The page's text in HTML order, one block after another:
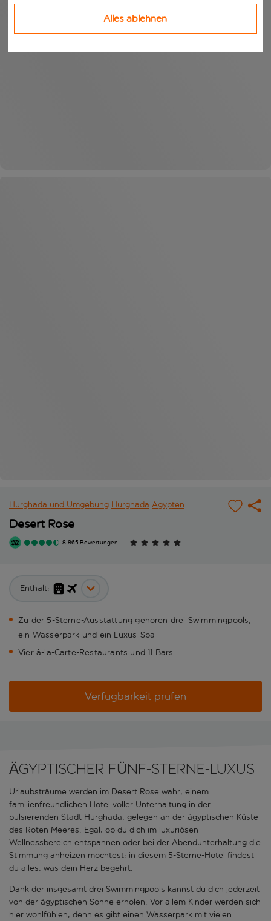
Hurghada und Umgebung Hurghada Ägypten
Desert Rose
8.865 Bewertungen
Enthält:
Zu der 5-Sterne-Ausstattung gehören drei Swimmingpools,
ein Wasserpark und ein Luxus-Spa
Vier à-la-Carte-Restaurants und 11 Bars
Verfügbarkeit prüfen
ÄGYPTISCHER FÜNF-STERNE-LUXUS
Urlaubsträume werden im Desert Rose wahr, einem
familienfreundlichen Hotel voller Unterhaltung in der
pulsierenden Stadt Hurghada, gelegen an der ägyptischen Küste
des Roten Meeres. Egal, ob du dich im luxuriösen
Wellnessbereich entspannen oder bei der Abendunterhaltung die
Stimmung anheizen möchtest: in diesem 5-Sterne-Hotel findest
du alles, was dein Herz begehrt.
Dank der insgesamt drei Swimmingpools kannst du dich jederzeit
von der ägyptischen Sonne erholen. Vor allem Kinder werden sich
hier wohlfühlen, denn es gibt einen Wasserpark mit vielen
Alles ablehnen